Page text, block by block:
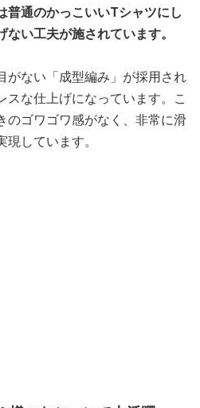
普通のかっこいいTシャツにし
い工夫が施されています。
がない「成型編み」が採用され
スな仕上げになっています。こ
のゴワゴワ感がなく、非常に滑
しています。